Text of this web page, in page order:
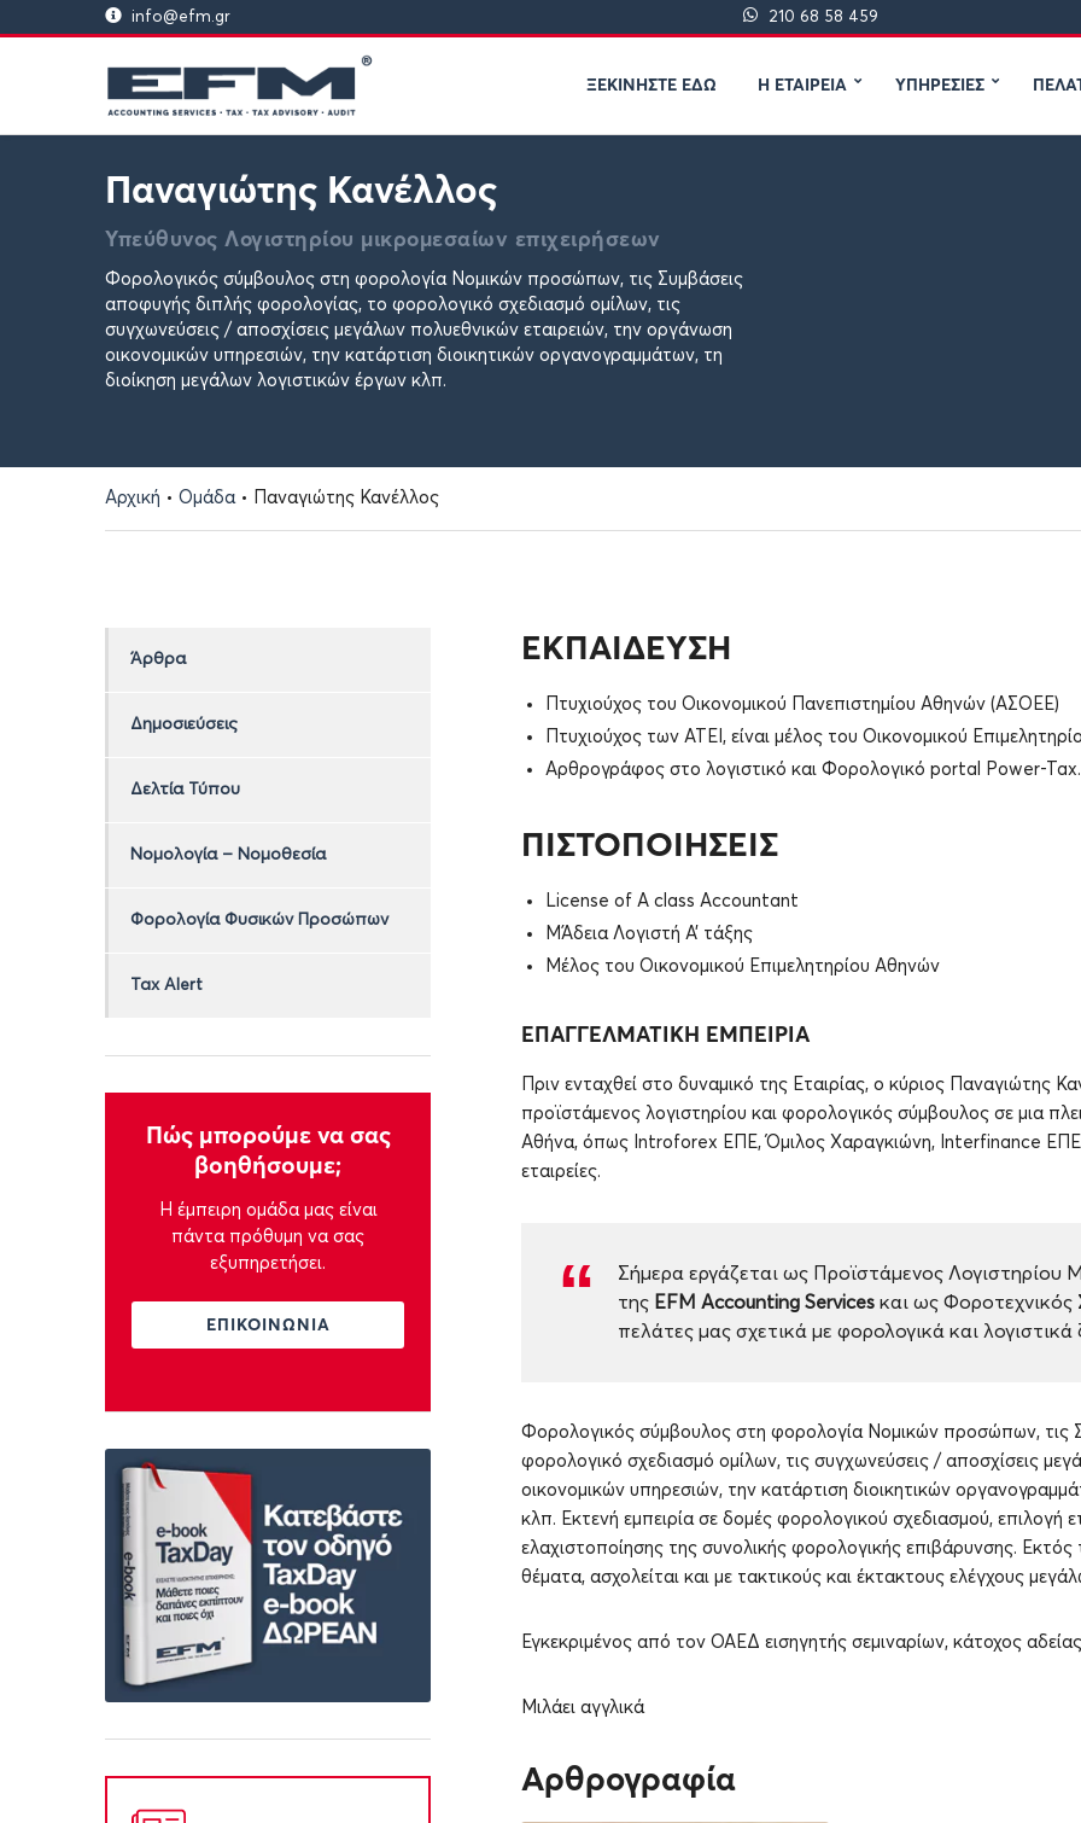
info@efm.gr 210 68 58 459
ΞΕΚΙΝΗΣΤΕ ΕΔΩ Η ΕΤΑΙΡΕΙΑ ΥΠΗΡΕΣΙΕΣ
Παναγιώτης Κανέλλος
Υπεύθυνος Λογιστηρίου μικρομεσαίων επιχειρήσεων
Φορολογικός σύμβουλος στη φορολογία Νομικών προσώπων, τις Συμβάσεις
αποφυγής διπλής φορολογίας, το φορολογικό σχεδιασμό ομίλων, τις
συγχωνεύσεις / αποσχίσεις μεγάλων πολυεθνικών εταιρειών, την οργάνωση
οικονομικών υπηρεσιών, την κατάρτιση διοικητικών οργανογραμμάτων, τη
διοίκηση μεγάλων λογιστικών έργων κλπ.
Αρχική • Ομάδα • Παναγιώτης Κανέλλος
ΕΚΠΑΙΔΕΥΣΗ
Πτυχιούχος του Οικονομικού Πανεπιστημίου Αθηνών (ΑΣΟΕΕ)
Πτυχιούχος των ΑΤΕΙ, είναι μέλος του Οικονομικού
Αρθρογράφος στο λογιστικό και Φορολογικό portal Power-
ΠΙΣΤΟΠΟΙΗΣΕΙΣ
License of A class Accountant
MΆδεια Λογιστή Α’ τάξης
Μέλος του Οικονομικού Επιμελητηρίου Αθηνών
ΕΠΑΓΓΕΛΜΑΤΙΚΗ ΕΜΠΕΙΡΙΑ
Πριν ενταχθεί στο δυναμικό της Εταιρίας, ο κύριος Παναγιώτης
προϊστάμενος λογιστηρίου και φορολογικός σύμβουλος σε μια
Αθήνα, όπως Introforex ΕΠΕ, Όμιλος Χαραγκιώνη, Interfinance ΕΠΕ
εταιρείες.
Σήμερα εργάζεται ως Προϊστάμενος Λογιστηρίου
της EFM Accounting Services και ως
πελάτες μας σχετικά με φορολογικά και λογιστικά
Φορολογικός σύμβουλος στη φορολογία Νομικών προσώπων, τις
φορολογικό σχεδιασμό ομίλων, τις συγχωνεύσεις / αποσχίσεις
οικονομικών υπηρεσιών, την κατάρτιση διοικητικών
κλπ. Eκτενή εμπειρία σε δομές φορολογικού σχεδιασμού, επιλογή
ελαχιστοποίησης της συνολικής φορολογικής επιβάρυνσης. Εκτός
θέματα, ασχολείται και με τακτικούς και έκτακτους ελέγχους
Εγκεκριμένος από τον ΟΑΕΔ εισηγητής σεμιναρίων, κάτοχος
Μιλάει αγγλικά
Αρθρογραφία
Άρθρα
Δημοσιεύσεις
Δελτία Τύπου
Νομολογία – Νομοθεσία
Φορολογία Φυσικών Προσώπων
Tax Alert
Πώς μπορούμε να σας
βοηθήσουμε;
Η έμπειρη ομάδα μας είναι
πάντα πρόθυμη να σας
εξυπηρετήσει.
ΕΠΙΚΟΙΝΩΝΙΑ